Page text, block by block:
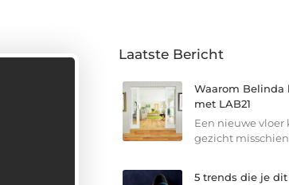
Laatste Bericht
Waarom Belinda
met LAB21
Een nieuwe vloer
gezicht
5 trends die je